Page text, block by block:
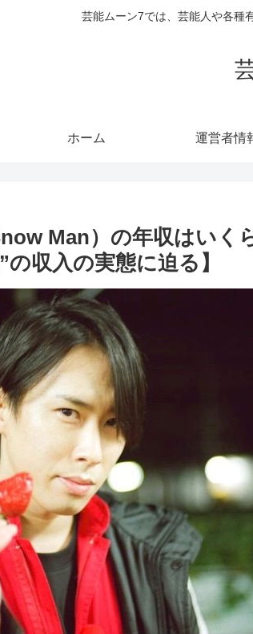
芸能ムーン7では、芸能人や各種
ホーム 運営者情
Man）の年収はいく
収入の実態に迫る】